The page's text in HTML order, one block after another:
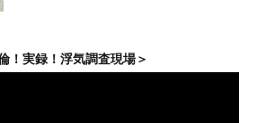
！実録！浮気調査現場＞